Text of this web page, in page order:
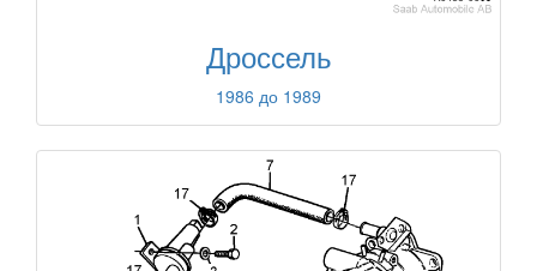
Дроссель
1986 до 1989